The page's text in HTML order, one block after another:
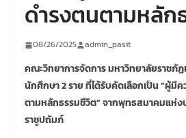
ดำรงตนตามหลัก
08/26/2025 admin_pasit
คณะวิทยาการจัดการ มหาวิทยาลัยราชภั
นักศึกษา 2 ราย ที่ได้รับคัดเลือกเป็น “ผู้มี
ตามหลักธรรมชีวิต” จากพุทธสมาคมแห่งป
ราชูปถัมภ์